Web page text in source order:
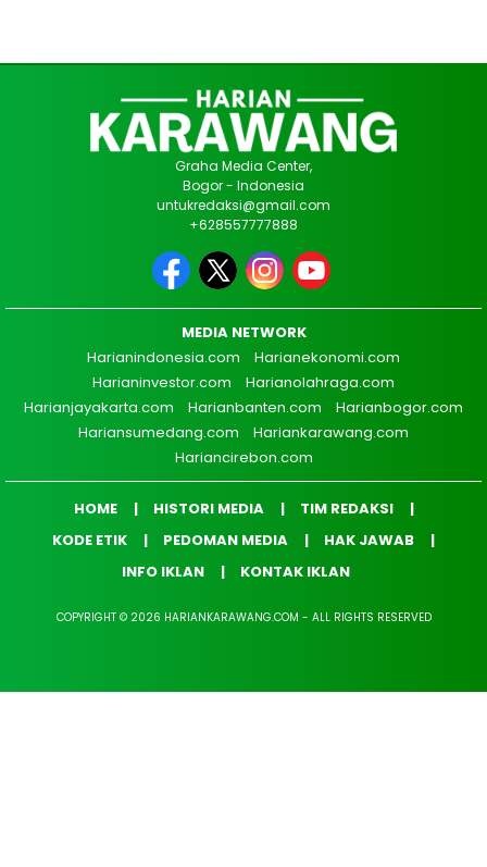
Graha Media Center,
Bogor - Indonesia
untukredaksi@gmail.com
+628557777888
MEDIA NETWORK
Harianindonesia.com
Harianekonomi.com
Harianinvestor.com
Harianolahraga.com
Harianjayakarta.com
Harianbanten.com
Harianbogor.com
Hariansumedang.com
Hariankarawang.com
Hariancirebon.com
HOME HISTORI MEDIA
TIM REDAKSI
KODE ETIK
PEDOMAN MEDIA
HAK JAWAB
INFO IKLAN
KONTAK IKLAN
COPYRIGHT © 2026 HARIANKARAWANG.COM - ALL RIGHTS RESERVED